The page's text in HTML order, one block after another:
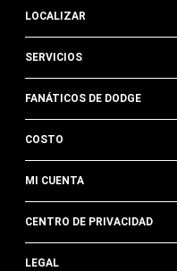
LOCALIZAR
SERVICIOS
FANÁTICOS DE DODGE
COSTO
MI CUENTA
CENTRO DE PRIVACIDAD
LEGAL